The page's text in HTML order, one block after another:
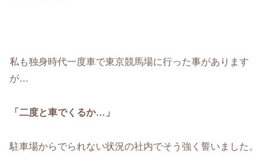
私も独身時代一度車で東京競馬場に行った事があります
が…
「二度と車でくるか…」
駐車場からでられない状況の社内でそう強く誓いました。